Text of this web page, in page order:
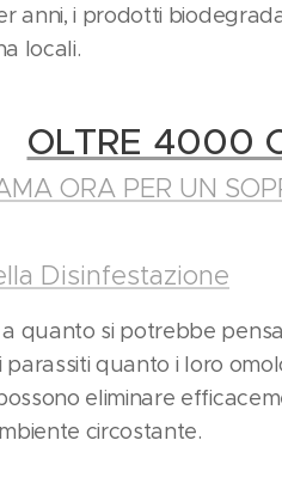
anni, i prodotti
locali.
OLTRE 4000
ORA PER UN
Disinfestazione
quanto si potrebbe
quanto i loro
eliminare
circostante.